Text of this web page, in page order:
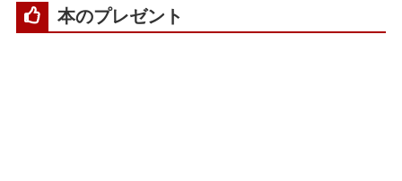
本のプレゼント